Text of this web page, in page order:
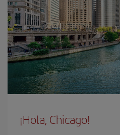
¡Hola, Chicago!